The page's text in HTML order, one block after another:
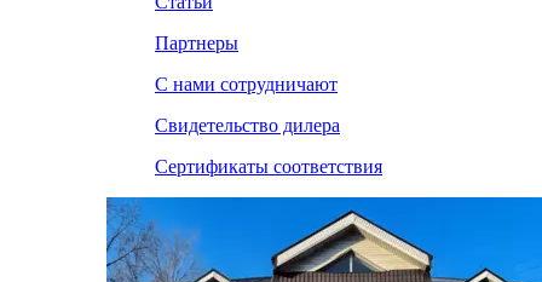
Партнеры
С нами сотрудничают
Свидетельство дилера
Сертификаты соответствия